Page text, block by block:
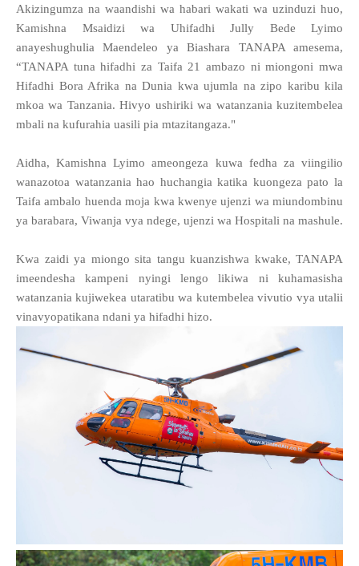
Akizingumza na waandishi wa habari wakati wa uzinduzi huo,
Kamishna Msaidizi wa Uhifadhi Jully Bede Lyimo
anayeshughulia Maendeleo ya Biashara TANAPA amesema,
“TANAPA tuna hifadhi za Taifa 21 ambazo ni miongoni mwa
Hifadhi Bora Afrika na Dunia kwa ujumla na zipo karibu kila
mkoa wa Tanzania. Hivyo ushiriki wa watanzania kuzitembelea
mbali na kufurahia uasili pia mtazitangaza."
Aidha, Kamishna Lyimo ameongeza kuwa fedha za viingilio
wanazotoa watanzania hao huchangia katika kuongeza pato la
Taifa ambalo huenda moja kwa kwenye ujenzi wa miundombinu
ya barabara, Viwanja vya ndege, ujenzi wa Hospitali na mashule.
Kwa zaidi ya miongo sita tangu kuanzishwa kwake, TANAPA
imeendesha kampeni nyingi lengo likiwa ni kuhamasisha
watanzania kujiwekea utaratibu wa kutembelea vivutio vya utalii
vinavyopatikana ndani ya hifadhi hizo.